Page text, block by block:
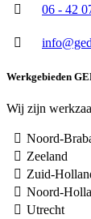
06 - 42
Werkgebieden
Wij zijn
Noord-
Zeeland
Zuid-
Noord-
Utrecht